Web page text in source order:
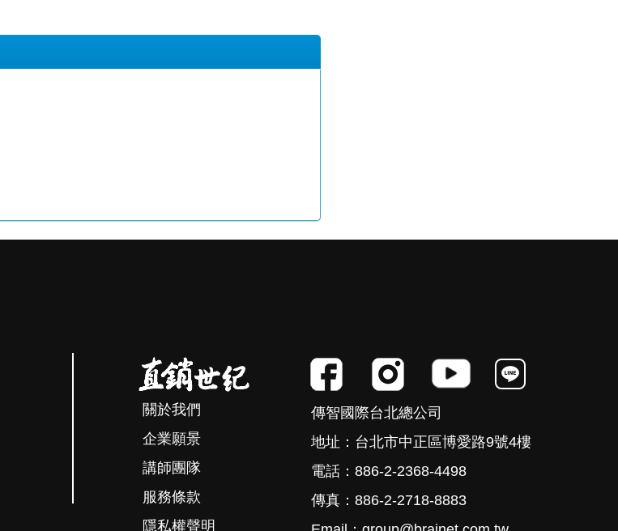
關於我們
企業願景
講師團隊
服務條款
隱私權聲明
傳智國際台北總公司
地址：台北市中正區博愛路9號4樓
電話：886-2-2368-4498
傳真：886-2-2718-8883